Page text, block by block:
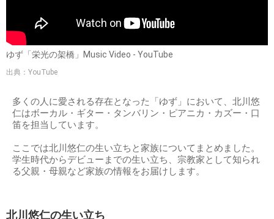
ゆず「栄光の架橋」Music Video - YouTube
出典：YouTube
多くの人に愛される存在となった「ゆず」において、北川悠
仁はボーカル・ギター・タンバリン・ピアニカ・カズー・口
笛を担当しています。
ここでは北川悠仁の生い立ちと家族についてまとめました。
学生時代からデビューまでの生い立ち、宗教家として知られ
る父親・母親など家族の情報をお届けします。
北川悠仁の生い立ち